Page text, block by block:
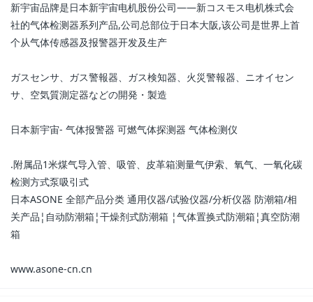
新宇宙品牌是日本新宇宙电机股份公司——新コスモス电机株式会
社的气体检测器系列产品,公司总部位于日本大阪,该公司是世界上首
个从气体传感器及报警器开发及生产
ガスセンサ、ガス警報器、ガス検知器、火災警報器、ニオイセン
サ、空気質測定器などの開発・製造
日本新宇宙- 气体报警器 可燃气体探测器 气体检测仪
.附属品1米煤气导入管、吸管、皮革箱测量气伊索、氧气、一氧化碳
检测方式泵吸引式
日本ASONE 全部产品分类 通用仪器/试验仪器/分析仪器 防潮箱/相
关产品¦自动防潮箱¦干燥剂式防潮箱 ¦气体置换式防潮箱¦真空防潮
箱
www.asone-cn.cn